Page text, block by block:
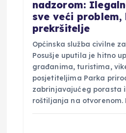
nadzorom:
sve veći problem,
prekršitelje
Općinska služba civilne
Posušje uputila je hitno
građanima, turistima,
posjetiteljima Parka
zabrinjavajućeg porasta
roštiljanja na otvorenom.